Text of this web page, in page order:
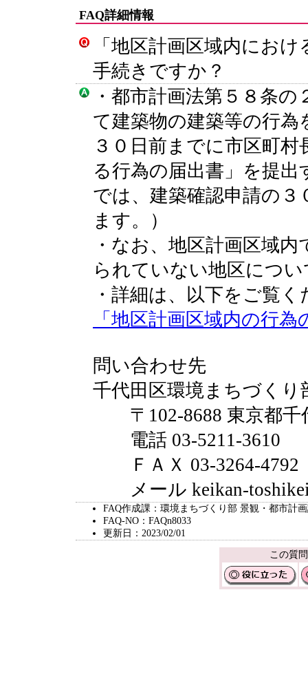
FAQ詳細情報
「地区計画区域内にお
手続きですか？
・都市計画法第５８条
て建築物の建築等の行
３０日前までに市区町
る行為の届出書」を提
では、建築確認申請の
ます。）
・なお、地区計画区域
られていない地区につ
・詳細は、以下をご覧く
「地区計画区域内の行為
問い合わせ先
千代田区環境まちづく
〒102-8688 東京都千
電話 03-5211-3610
ＦＡＸ 03-3264-4792
メール keikan-
FAQ作成課：環境まちづくり部 景観・都市計
FAQ-NO：FAQn8033
更新日：2023/02/01
この質